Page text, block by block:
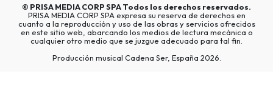
© PRISA MEDIA CORP SPATodos los derechos reservados.
PRISA MEDIA CORP SPA expresa su reserva de derechos en
cuanto a la reproducción y uso de las obras y servicios ofrecidos
en este sitio web, abarcando los medios de lectura mecánica o
cualquier otro medio que se juzgue adecuado para tal fin.
Producción musical Cadena Ser, España 2026.